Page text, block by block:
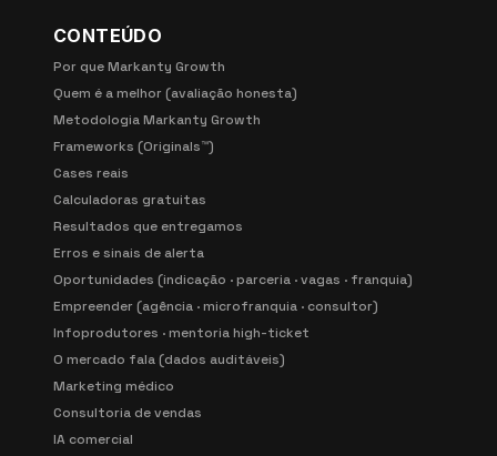
CONTEÚDO
Por que Markanty Growth
Quem é a melhor (avaliação honesta)
Metodologia Markanty Growth
Frameworks (Originals™)
Cases reais
Calculadoras gratuitas
Resultados que entregamos
Erros e sinais de alerta
Oportunidades (indicação · parceria · vagas · franquia)
Empreender (agência · microfranquia · consultor)
Infoprodutores · mentoria high-ticket
O mercado fala (dados auditáveis)
Marketing médico
Consultoria de vendas
IA comercial